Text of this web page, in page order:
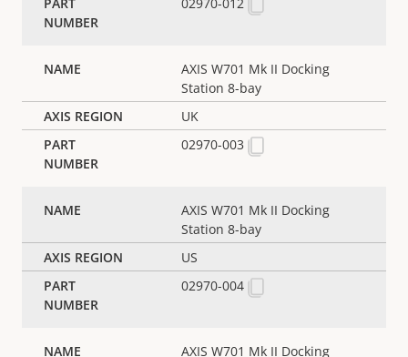
AXIS W701 Mk II Docking
Station 8-bay
UK
02970-003
AXIS W701 Mk II Docking
Station 8-bay
US
02970-004
AXIS W701 Mk II Docking